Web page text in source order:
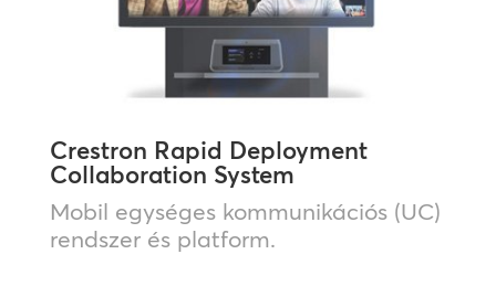
Crestron Rapid Deployment
Collaboration System
Mobil egységes kommunikációs (UC)
rendszer és platform.